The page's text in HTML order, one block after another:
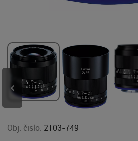
Obj. čislo: 2103-749